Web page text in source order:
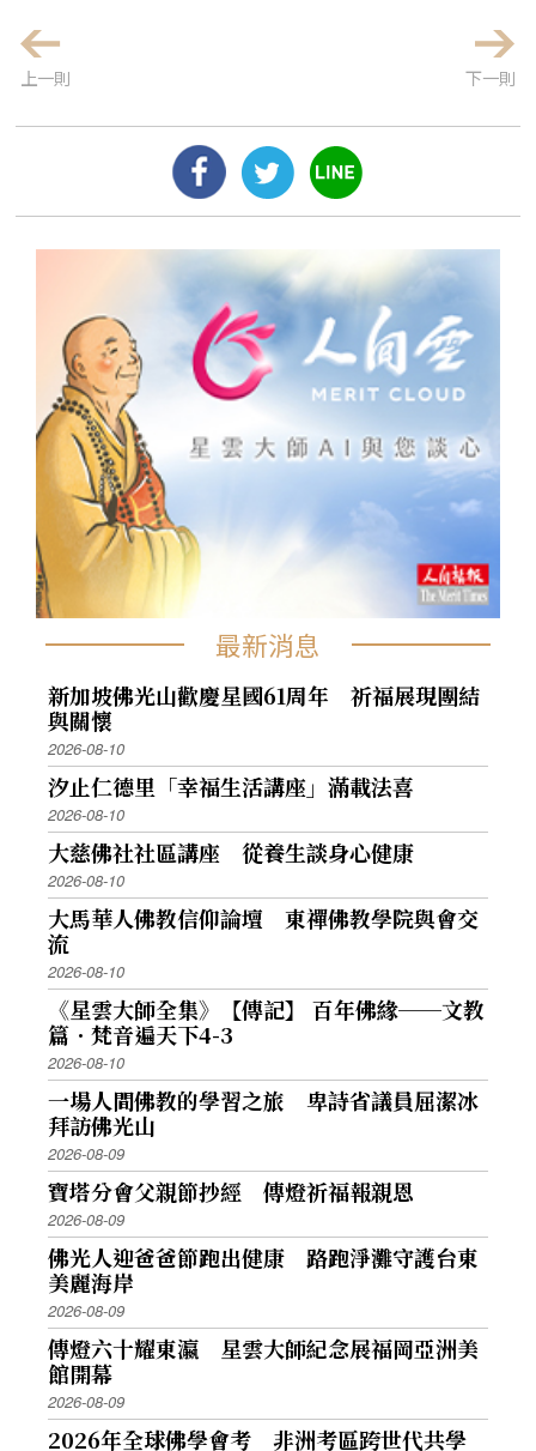
上一則 下一則
最新消息
新加坡佛光山歡慶星國61周年 祈福展現團結
與關懷
2026-08-10
汐止仁德里「幸福生活講座」滿載法喜
2026-08-10
大慈佛社社區講座 從養生談身心健康
2026-08-10
大馬華人佛教信仰論壇 東禪佛教學院與會交
流
2026-08-10
《星雲大師全集》【傳記】 百年佛緣──文教
篇．梵音遍天下4-3
2026-08-10
一場人間佛教的學習之旅 卑詩省議員屈潔冰
拜訪佛光山
2026-08-09
寶塔分會父親節抄經 傳燈祈福報親恩
2026-08-09
佛光人迎爸爸節跑出健康 路跑淨灘守護台東
美麗海岸
2026-08-09
傳燈六十耀東瀛 星雲大師紀念展福岡亞洲美
館開幕
2026-08-09
2026年全球佛學會考 非洲考區跨世代共學